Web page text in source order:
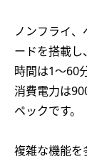
ノンフライ
ードを搭載
時間は1〜60
消費電力は
ペックです。
複雑な機能を